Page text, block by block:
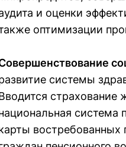
и оценки
оптимизации
системы
страхование
система